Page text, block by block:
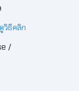
ดูวิธีคลิก
/